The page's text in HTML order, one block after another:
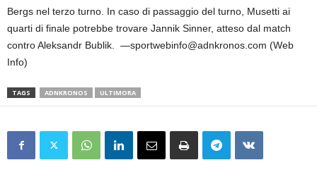
Bergs nel terzo turno. In caso di passaggio del turno, Musetti ai
quarti di finale potrebbe trovare Jannik Sinner, atteso dal match
contro Aleksandr Bublik. —sportwebinfo@adnkronos.com (Web
Info)
TAGS ADNKRONOS ULTIMORA